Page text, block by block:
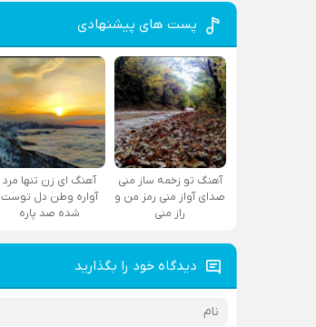
پست های پیشنهادی
آهنگ تو زخمه ساز منی
صدای آواز منی رمز من و
راز منی
آهنگ ای زن تنها مرد
آواره وطن دل توست
شده صد پاره
دیدگاه خود را بگذارید